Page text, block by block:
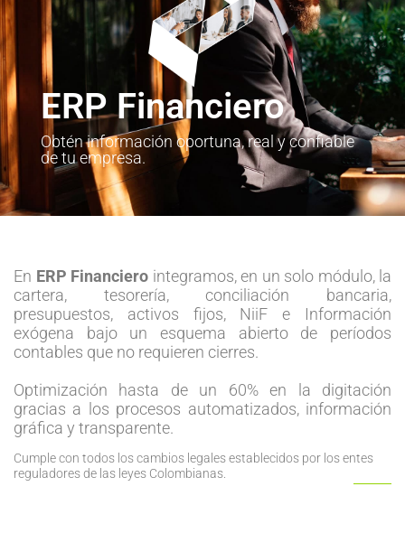
ERP Financiero
Obtén información oportuna, real y confiable
de tu empresa.
En ERP Financiero integramos, en un solo módulo, la
cartera, tesorería, conciliación bancaria,
presupuestos, activos fijos, NiiF e Información
exógena bajo un esquema abierto de períodos
contables que no requieren cierres.
Optimización hasta de un 60% en la digitación
gracias a los procesos automatizados, información
gráfica y transparente.
Cumple con todos los cambios legales establecidos por los entes
reguladores de las leyes Colombianas.